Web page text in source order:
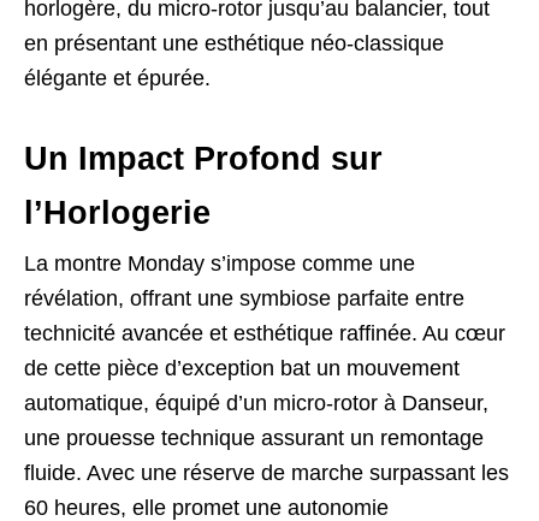
horlogère, du micro-rotor jusqu’au balancier, tout
en présentant une esthétique néo-classique
élégante et épurée.
Un Impact Profond sur
l’Horlogerie
La montre Monday s’impose comme une
révélation, offrant une symbiose parfaite entre
technicité avancée et esthétique raffinée. Au cœur
de cette pièce d’exception bat un mouvement
automatique, équipé d’un micro-rotor à Danseur,
une prouesse technique assurant un remontage
fluide. Avec une réserve de marche surpassant les
60 heures, elle promet une autonomie